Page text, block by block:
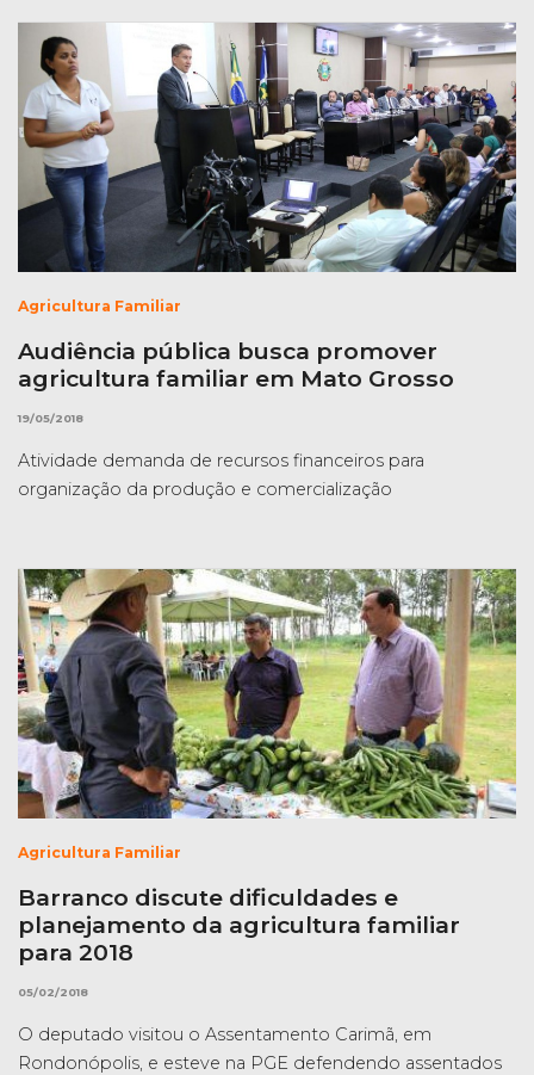
Agricultura Familiar
Audiência pública busca promover
agricultura familiar em Mato Grosso
19/05/2018
Atividade demanda de recursos financeiros para
organização da produção e comercialização
Agricultura Familiar
Barranco discute dificuldades e
planejamento da agricultura familiar
para 2018
05/02/2018
O deputado visitou o Assentamento Carimã, em
Rondonópolis, e esteve na PGE defendendo assentados